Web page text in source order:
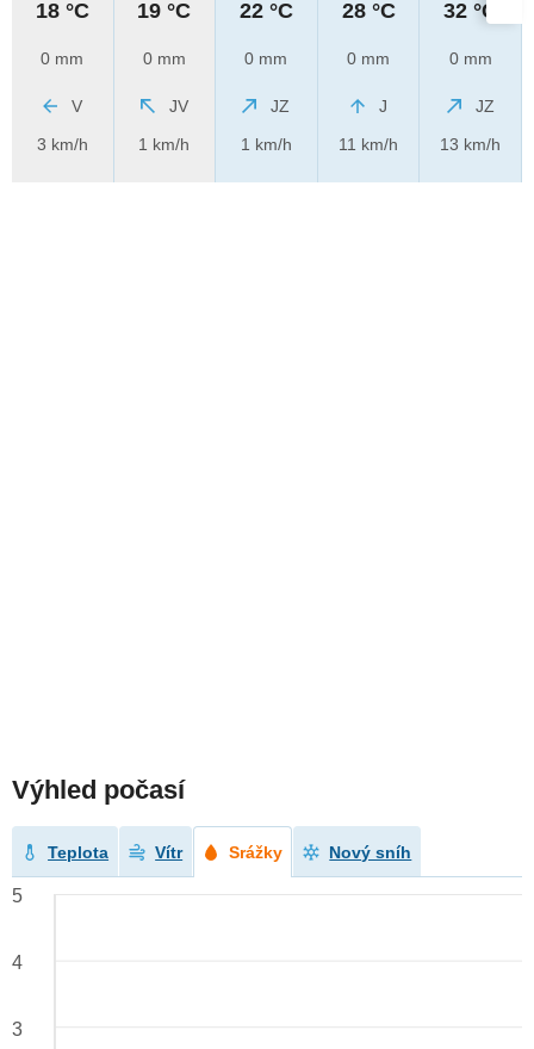
18 °C
0 mm
V
3 km/h
19 °C
0 mm
JV
1 km/h
22 °C
0 mm
JZ
1 km/h
28 °C
0 mm
J
11 km/h
32 °C
0 mm
JZ
13 km/h
Výhled počasí
Teplota Vítr Srážky Nový sníh
5
4
3